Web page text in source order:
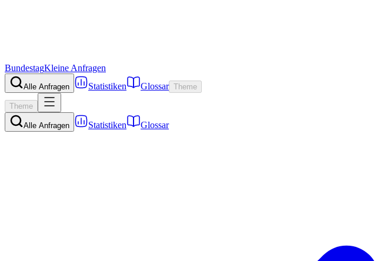
BundestagKleine Anfragen
Alle Anfragen Statistiken Glossar Theme
Theme
Alle Anfragen Statistiken Glossar